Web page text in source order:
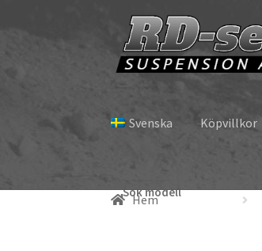
Hoppa
till
navigering
Hoppa
till
innehåll
Svenska Köpvillkor
Hem
Sök modell